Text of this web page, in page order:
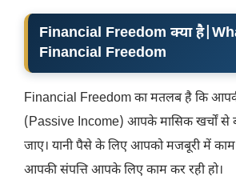
Financial Freedom क्या है
Financial Freedom
Financial Freedom का मतलब है कि
(Passive Income) आपके मासिक खर्चों से
जाए। यानी पैसे के लिए आपको मजबूरी में काम
आपकी संपत्ति आपके लिए काम कर रही हो।